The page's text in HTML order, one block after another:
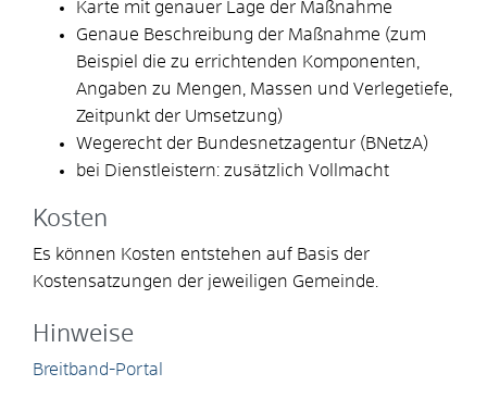
Karte mit genauer Lage der Maßnahme
Genaue Beschreibung der Maßnahme (zum
Beispiel die zu errichtenden Komponenten,
Angaben zu Mengen, Massen und Verlegetiefe,
Zeitpunkt der Umsetzung)
Wegerecht der Bundesnetzagentur (BNetzA)
bei Dienstleistern: zusätzlich Vollmacht
Kosten
Es können Kosten entstehen auf Basis der
Kostensatzungen der jeweiligen Gemeinde.
Hinweise
Breitband-Portal